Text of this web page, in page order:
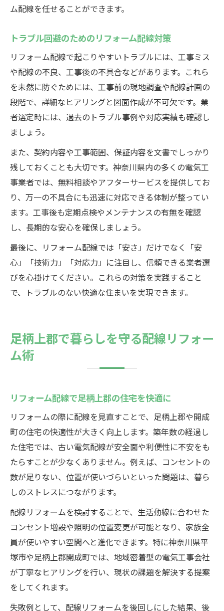
ム配線を任せることができます。
トラブル回避のためのリフォーム配線対策
リフォーム配線で起こりやすいトラブルには、工事ミス
や配線の不良、工事後の不具合などがあります。これら
を未然に防ぐためには、工事前の現地調査や配線計画の
段階で、詳細なヒアリングと図面作成が不可欠です。業
者選定時には、過去のトラブル事例や対応実績も確認し
ましょう。
また、契約内容や工事範囲、保証内容を文書でしっかり
残しておくことも大切です。神奈川県内の多くの電気工
事業者では、無料相談やアフターサービスを提供してお
り、万一の不具合にも迅速に対応できる体制が整ってい
ます。工事後も定期点検やメンテナンスの有無を確認
し、長期的な安心を確保しましょう。
最後に、リフォーム配線では「安さ」だけでなく「安
心」「技術力」「対応力」に注目し、信頼できる業者選
びを心掛けてください。これらの対策を実践すること
で、トラブルのない快適な住まいを実現できます。
足柄上郡で暮らしを守る配線リフォー
ム術
リフォーム配線で足柄上郡の住宅を快適に
リフォームの際に配線を見直すことで、足柄上郡や開成
町の住宅の快適性が大きく向上します。築年数の経過し
た住宅では、古い電気配線が安全面や利便性に不安をも
たらすことが少なくありません。例えば、コンセントの
数が足りない、位置が使いづらいといった問題は、暮ら
しのストレスにつながります。
配線リフォームを検討することで、生活動線に合わせた
コンセント増設や照明の位置変更が可能となり、家族全
員が使いやすい空間へと進化できます。特に神奈川県平
塚市や足柄上郡開成町では、地域密着型の電気工事会社
が丁寧なヒアリングを行い、現状の課題を解決する提案
をしてくれます。
失敗例として、配線リフォームを後回しにした結果、後